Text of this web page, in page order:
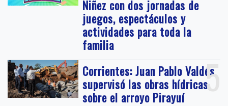
Niñez con dos jornadas de
juegos, espectáculos y
actividades para toda la
familia
5
Corrientes: Juan Pablo Valdés
supervisó las obras hídricas
sobre el arroyo Pirayuí